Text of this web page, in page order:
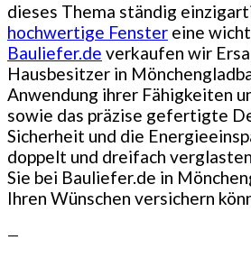
dieses Thema ständig
hochwertige Fenster eine
Bauliefer.de verkaufen wir
Hausbesitzer in
Anwendung ihrer Fähigkeiten
sowie das präzise gefertigte
Sicherheit und die
doppelt und dreifach verglasten
Sie bei Bauliefer.de in
Ihren Wünschen versichern
—